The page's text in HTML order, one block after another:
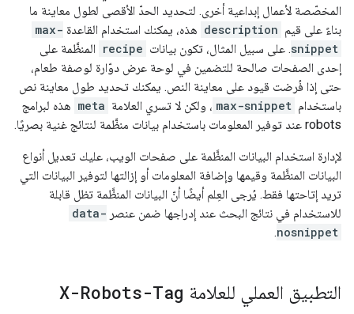
المخصّصة لأعمال إبداعية أخرى. لتحديد الحدّ الأقصى لطول معاينة ما
بناءً على قيم description هذه، يمكنك استخدام القاعدة max-
snippet. على سبيل المثال، تكون بيانات recipe المنظَّمة على
إحدى الصفحات صالحة للتضمين في لوحة عرض دوّارة لوصفة طعام،
حتى إذا فُرضت قيود على معاينة النص. يمكنك تحديد طول معاينة نص
باستخدام max-snippet ، ولكن لا تسري العلامة meta هذه لبرامج
robots عند توفير المعلومات باستخدام بيانات منظَّمة لنتائج غنية بصريًا.
لإدارة استخدام البيانات المنظَّمة على صفحات الويب، عليك تعديل أنواع
البيانات المنظَّمة وقيمها وإضافة المعلومات أو إزالتها لتوفير البيانات التي
تريد إتاحتها فقط. يُرجى العِلم أيضًا أنّ البيانات المنظَّمة تظل قابلة
للاستخدام في نتائج البحث عند إدراجها ضمن عنصر data-
nosnippet
.
التطبيق العملي للعلامة X-Robots-Tag